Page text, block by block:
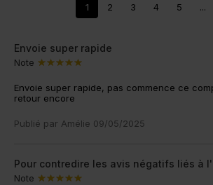
1 2 3 4 5 ...
Envoie super rapide
Note
Envoie super rapide, pas commence ce
retour encore
Publié par Amélie 09/05/2025
Pour contredire les avis négatifs liés à
Note